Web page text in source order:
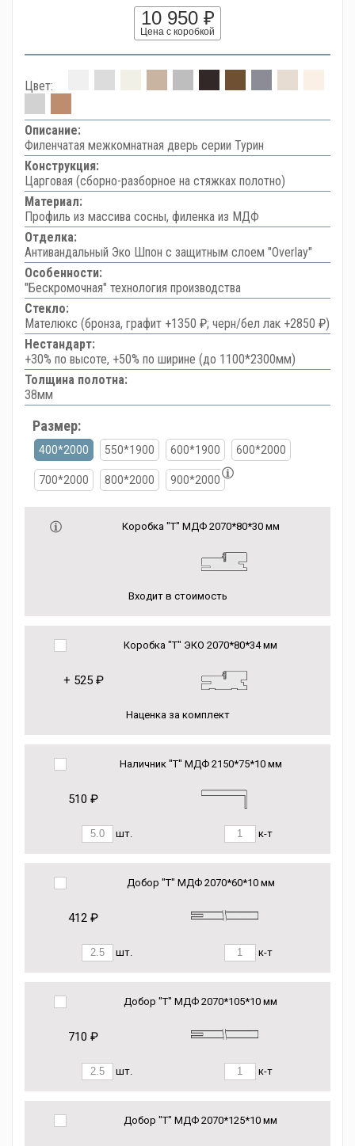
10 950 ₽
Цена с коробкой
Цвет:
Описание:
Филенчатая межкомнатная дверь серии Турин
Конструкция:
Царговая (сборно-разборное на стяжках полотно)
Материал:
Профиль из массива сосны, филенка из МДФ
Отделка:
Антивандальный Эко Шпон с защитным слоем "Overlay"
Особенности:
"Бескромочная" технология производства
Стекло:
Мателюкс (бронза, графит +1350 ₽; черн/бел лак +2850 ₽)
Нестандарт:
+30% по высоте, +50% по ширине (до 1100*2300мм)
Толщина полотна:
38мм
Размер:
400*2000 550*1900 600*1900 600*2000
700*2000 800*2000 900*2000
Коробка "Т" МДФ 2070*80*30 мм
Входит в стоимость
Коробка "Т" ЭКО 2070*80*34 мм
+ 525 ₽
Наценка за комплект
Наличник "Т" МДФ 2150*75*10 мм
510 ₽
шт. к-т
Добор "Т" МДФ 2070*60*10 мм
412 ₽
шт. к-т
Добор "Т" МДФ 2070*105*10 мм
710 ₽
шт. к-т
Добор "Т" МДФ 2070*125*10 мм